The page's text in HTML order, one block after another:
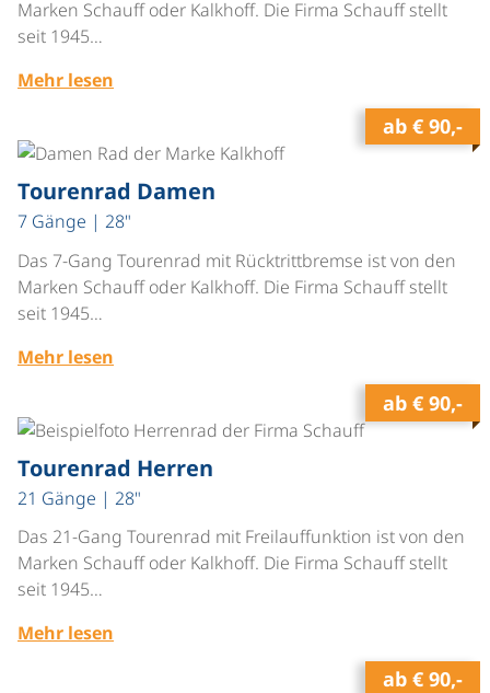
Marken Schauff oder Kalkhoff. Die Firma Schauff stellt
seit 1945…
Mehr lesen
ab € 90,-
Tourenrad Damen
7 Gänge | 28"
Das 7-Gang Tourenrad mit Rücktrittbremse ist von den
Marken Schauff oder Kalkhoff. Die Firma Schauff stellt
seit 1945…
Mehr lesen
ab € 90,-
Tourenrad Herren
21 Gänge | 28"
Das 21-Gang Tourenrad mit Freilauffunktion ist von den
Marken Schauff oder Kalkhoff. Die Firma Schauff stellt
seit 1945…
Mehr lesen
ab € 90,-